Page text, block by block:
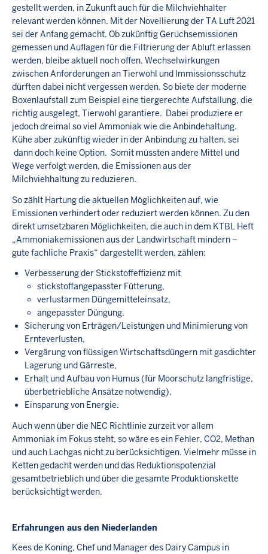
gestellt werden, in Zukunft auch für die Milchviehhalter
relevant werden können. Mit der Novellierung der TA Luft 2021
sei der Anfang gemacht. Ob zukünftig Geruchsemissionen
gemessen und Auflagen für die Filtrierung der Abluft erlassen
werden, bleibe aktuell noch offen. Wechselwirkungen
zwischen Anforderungen an Tierwohl und Immissionsschutz
dürften dabei nicht vergessen werden. So biete der moderne
Boxenlaufstall zum Beispiel eine tiergerechte Aufstallung, die
richtig ausgelegt, Tierwohl garantiere. Dabei produziere er
jedoch dreimal so viel Ammoniak wie die Anbindehaltung.
Kühe aber zukünftig wieder in der Anbindung zu halten, sei
dann doch keine Option. Somit müssten andere Mittel und
Wege verfolgt werden, die Emissionen aus der
Milchviehhaltung zu reduzieren.
So zählt Hartung die aktuellen Möglichkeiten auf, wie
Emissionen verhindert oder reduziert werden können. Zu den
direkt umsetzbaren Möglichkeiten, die auch in dem KTBL Heft
„Ammoniakemissionen aus der Landwirtschaft mindern –
gute fachliche Praxis“ dargestellt werden, zählen:
Verbesserung der Stickstoffeffizienz mit
stickstoffangepasster Fütterung,
verlustarmen Düngemitteleinsatz,
angepasster Düngung.
Sicherung von Erträgen/Leistungen und Minimierung von
Ernteverlusten,
Vergärung von flüssigen Wirtschaftsdüngern mit gasdichter
Lagerung und Gärreste,
Erhalt und Aufbau von Humus (für Moorschutz langfristige,
überbetriebliche Ansätze notwendig),
Einsparung von Energie.
Auch wenn über die NEC Richtlinie zurzeit vor allem
Ammoniak im Fokus steht, so wäre es ein Fehler, CO2, Methan
und auch Lachgas nicht zu berücksichtigen. Vielmehr müsse in
Ketten gedacht werden und das Reduktionspotenzial
gesamtbetrieblich und über die gesamte Produktionskette
berücksichtigt werden.
Erfahrungen aus den Niederlanden
Kees de Koning, Chef und Manager des Dairy Campus in